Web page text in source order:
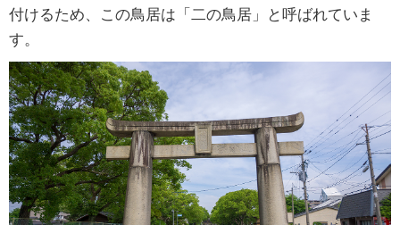
付けるため、この鳥居は「二の鳥居」と呼ばれていま
す。